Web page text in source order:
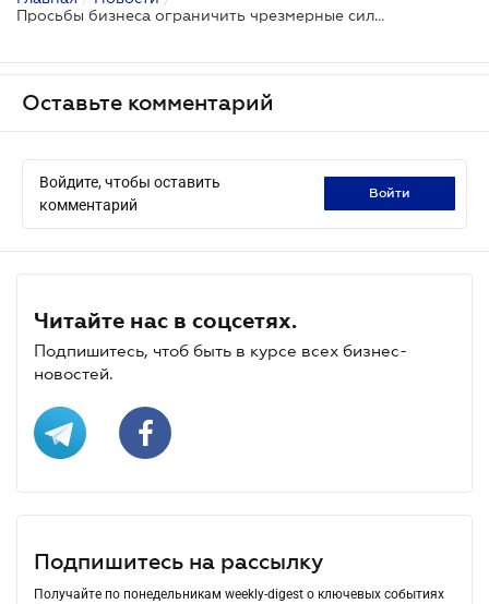
Просьбы бизнеса ограничить чрезмерные силовые методы работы правоохранителей, похоже, услышали
Оставьте комментарий
Войдите, чтобы оставить
комментарий
войти
Читайте нас в соцсетях.
Подпишитесь, чтоб быть в курсе всех бизнес-
новостей.
Подпишитесь на рассылку
Получайте по понедельникам weekly-digest о ключевых событиях